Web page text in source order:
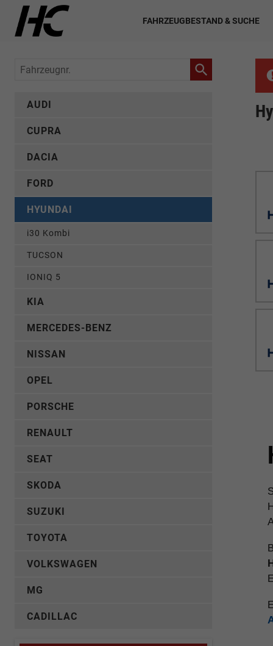
FAHRZEUGBESTAND & SUCHE
Fahrzeugnr.
AUDI
CUPRA
DACIA
FORD
HYUNDAI
i30 Kombi
TUCSON
IONIQ 5
KIA
MERCEDES-BENZ
NISSAN
OPEL
PORSCHE
RENAULT
SEAT
SKODA
SUZUKI
TOYOTA
VOLKSWAGEN
MG
CADILLAC